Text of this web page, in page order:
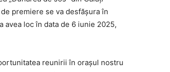
premiere se va desfășura în
avea loc în data de 6 iunie 2025,
reunirii în orașul nostru